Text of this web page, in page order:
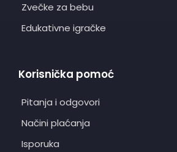
Zvečke za bebu
Edukativne igračke
Korisnička pomoć
Pitanja i odgovori
Načini plaćanja
Isporuka